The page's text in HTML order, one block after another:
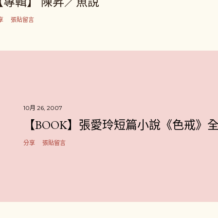
張貼留言
10月 26, 2007
【BOOK】張愛玲短篇小說《色戒》
分享 張貼留言